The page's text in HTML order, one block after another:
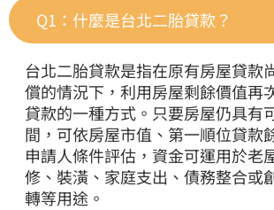
Q1：什麼是台北二胎貸款？
台北二胎貸款是指在原有房屋貸款
償的情況下，利用房屋剩餘價值再
貸款的一種方式。只要房屋仍具有
間，可依房屋市值、第一順位貸款
申請人條件評估，資金可運用於老
修、裝潢、家庭支出、債務整合或
轉等用途。